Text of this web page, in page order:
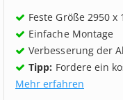
Feste Größe 2950
Einfache Montage
Verbesserung der
Tipp: Fordere ein
Mehr erfahren